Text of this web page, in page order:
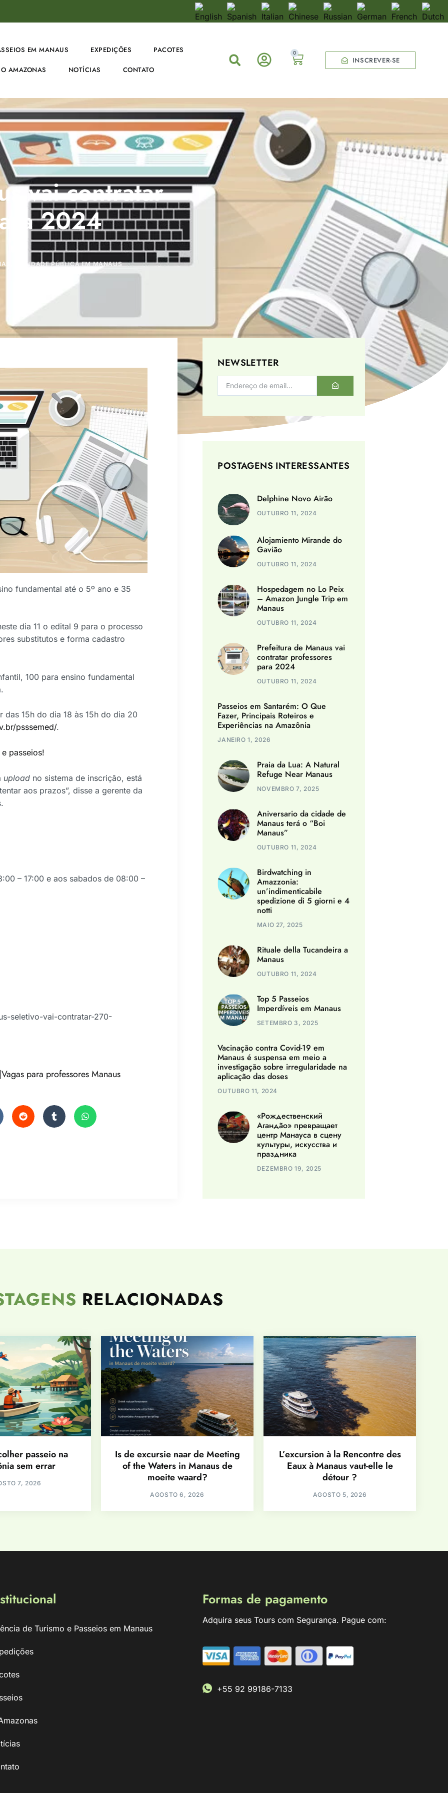
EM MANAUS EXPEDIÇÕES PACOTES
O AMAZONAS NOTÍCIAS CONTATO
0
INSCREVER-SE
vai contratar
2024
UTILIDADE PÚBLICA EM MANAUS
fundamental até o 5º ano e 35
dia 11 o edital 9 para o processo
substitutos e forma cadastro
100 para ensino fundamental
15h do dia 18 às 15h do dia 20
psssemed/.
passeios!
upload no sistema de inscrição, está
aos prazos”, disse a gerente da
– 17:00 e aos sabados de 08:00 –
seletivo-vai-contratar-270-
para professores Manaus
NEWSLETTER
POSTAGENS INTERESSANTES
Delphine Novo Airão
OUTUBRO 11, 2024
Alojamiento Mirande do
Gavião
OUTUBRO 11, 2024
Hospedagem no Lo Peix
– Amazon Jungle Trip em
Manaus
OUTUBRO 11, 2024
Prefeitura de Manaus vai
contratar professores
para 2024
OUTUBRO 11, 2024
Passeios em Santarém: O Que
Fazer, Principais Roteiros e
Experiências na Amazônia
JANEIRO 1, 2026
Praia da Lua: A Natural
Refuge Near Manaus
NOVEMBRO 7, 2025
Aniversario da cidade de
Manaus terá o “Boi
Manaus”
OUTUBRO 11, 2024
Birdwatching in
Amazzonia:
un’indimenticabile
spedizione di 5 giorni e 4
notti
MAIO 27, 2025
Rituale della Tucandeira a
Manaus
OUTUBRO 11, 2024
Top 5 Passeios
Imperdíveis em Manaus
SETEMBRO 3, 2025
Vacinação contra Covid-19 em
Manaus é suspensa em meio a
investigação sobre irregularidade na
aplicação das doses
OUTUBRO 11, 2024
«Рождественский
Агандão» превращает
центр Манауса в сцену
культуры, искусства и
праздника
DEZEMBRO 19, 2025
RELACIONADAS
passeio na
sem errar
7, 2026
Is de excursie naar de Meeting
of the Waters in Manaus de
moeite waard?
AGOSTO 6, 2026
L’excursion à la Rencontre des
Eaux à Manaus vaut-elle le
détour ?
AGOSTO 5, 2026
de Turismo e Passeios em Manaus
Formas de pagamento
Adquira seus Tours com Segurança. Pague com:
+55 92 99186-7133